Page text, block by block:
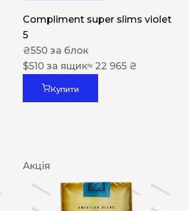
Compliment super slims violet
5
₴550 за блок
$510 за ящик≈ 22 965 ₴
Купити
Акція